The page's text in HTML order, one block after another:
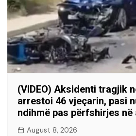
(VIDEO) Aksidenti tragjik
arrestoi 46 vjeçarin, pasi
ndihmë pas përfshirjes në
August 8, 2026